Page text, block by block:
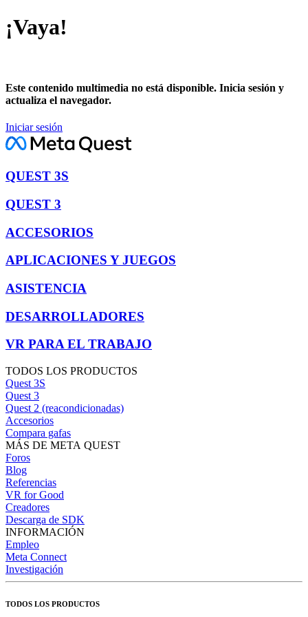
¡Vaya!
Este contenido multimedia no está disponible. Inicia sesión y
actualiza el navegador.
Iniciar sesión
QUEST 3S
QUEST 3
ACCESORIOS
APLICACIONES Y JUEGOS
ASISTENCIA
DESARROLLADORES
VR PARA EL TRABAJO
TODOS LOS PRODUCTOS
Quest 3S
Quest 3
Quest 2 (reacondicionadas)
Accesorios
Compara gafas
MÁS DE META QUEST
Foros
Blog
Referencias
VR for Good
Creadores
Descarga de SDK
INFORMACIÓN
Empleo
Meta Connect
Investigación
TODOS LOS PRODUCTOS